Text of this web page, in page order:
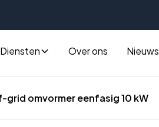
Diensten Over ons Nieuws
grid omvormer eenfasig 10 kW